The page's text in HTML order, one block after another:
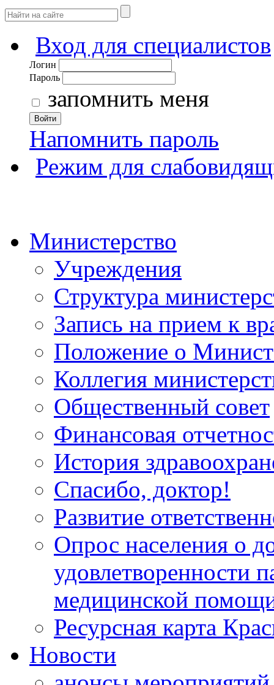
Вход для специалистов
Логин
Пароль
запомнить меня
Войти
Напомнить пароль
Режим для
Министерство
Учреждения
Структура
Запись на прием к
Положение о
Коллегия
Общественный совет
Финансовая
История
Спасибо, доктор!
Развитие
Опрос населения о
удовлетворенности
медицинской
Ресурсная карта
Новости